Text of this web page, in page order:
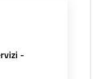
-